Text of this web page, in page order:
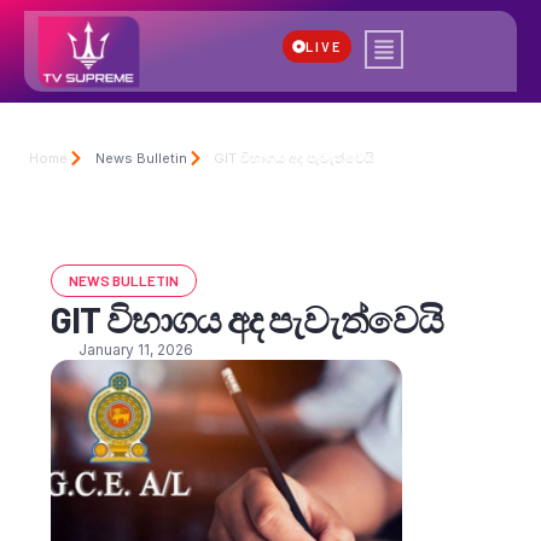
LIVE
Home News Bulletin GIT විභාගය අද පැවැත්වෙයි
NEWS BULLETIN
GIT විභාගය අද පැවැත්වෙයි
January 11, 2026